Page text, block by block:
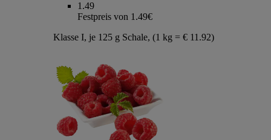
1.49
Festpreis von 1.49€
Klasse I, je 125 g Schale, (1 kg = € 11.92)